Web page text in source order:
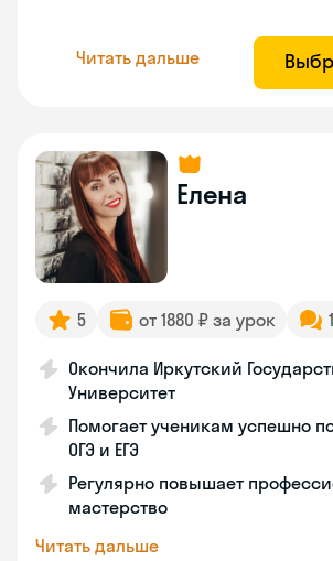
Читать дальше
Елена
5 от 1880 ₽ за урок
Окончила Иркутский
Университет
Помогает ученикам успешно
ОГЭ и ЕГЭ
Регулярно повышает
мастерство
Читать дальше